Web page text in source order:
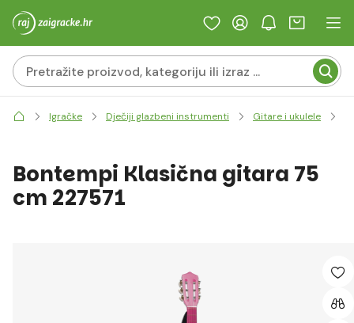
Igračke Dječiji glazbeni instrumenti Gitare i ukulele
Bontempi Klasična gitara 75
cm 227571